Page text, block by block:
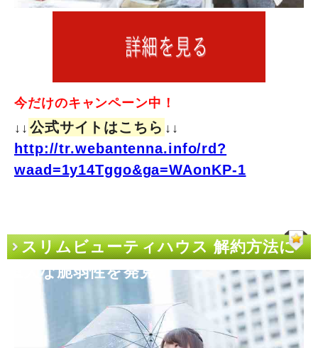
今だけのキャンペーン中！
↓↓ 公式サイトはこちら ↓↓
http://tr.webantenna.info/rd?
waad=1y14Tggo&ga=WAonKP-1
スリムビューティハウス 解約方法に
重大な脆弱性を発見